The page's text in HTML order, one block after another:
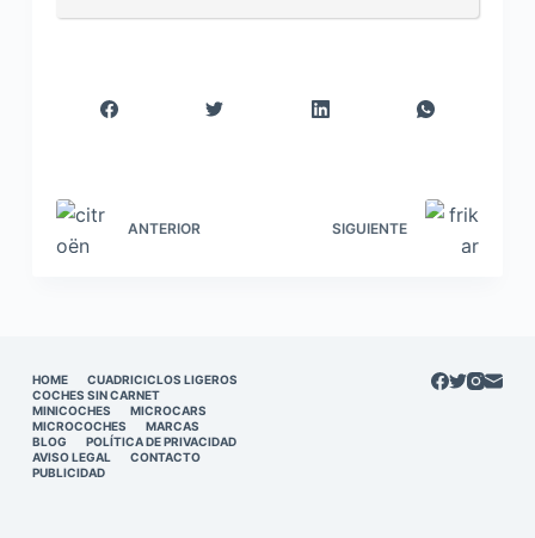
ANTERIOR SIGUIENTE
HOME
CUADRICICLOS LIGEROS
COCHES SIN CARNET
MINICOCHES
MICROCARS
MICROCOCHES
MARCAS
BLOG
POLÍTICA DE PRIVACIDAD
AVISO LEGAL
CONTACTO
PUBLICIDAD